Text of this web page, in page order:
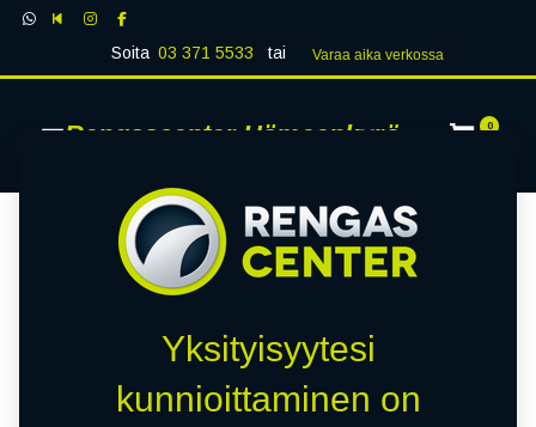
Soita 03 371 5533 tai Varaa aika verk​​​​ossa
Rengascenter Hämeenkyrö 0
Yksityisyytesi
kunnioittaminen on